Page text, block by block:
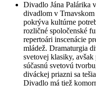
Divadlo Jána Palárika
divadlom v
pokrýva kultúrne
rozličné spoločenské
repertoári inscenácie
mládež. Dramaturgia
svetovej klasiky,
súčasnú svetovú
diváckej priazni sa
Divadlo má tiež